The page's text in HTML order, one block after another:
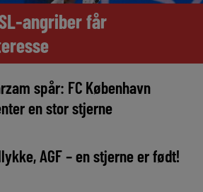
angriber får
spår: FC København
en stor stjerne
AGF – en stjerne er født!